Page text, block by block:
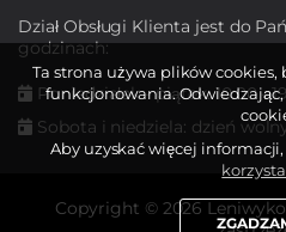
Dział Obsługi Klienta jest do
godzinach:
Poniedziałek - piątek: 10:00 -
Sobota i niedziela: dzień
Copyright © 2026
Ta strona używa plików
funkcjonowania.
Aby uzyskać więcej